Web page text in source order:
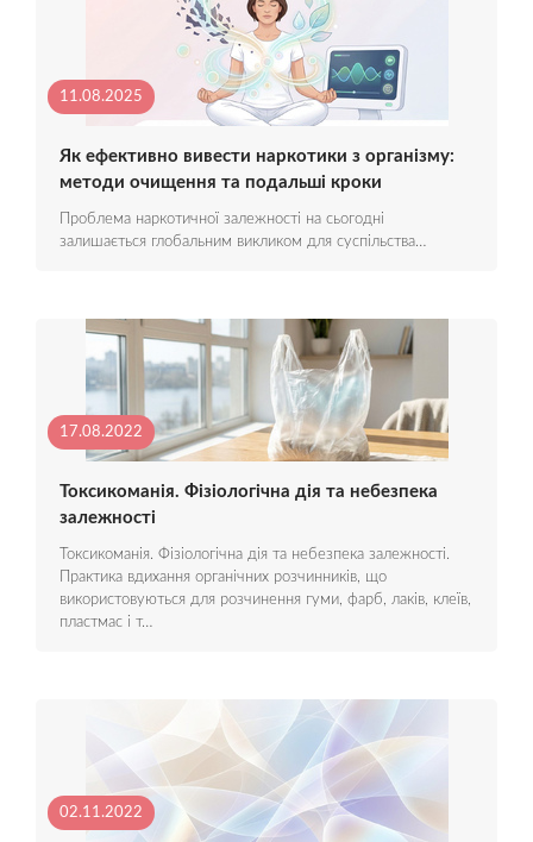
11.08.2025
Як ефективно вивести наркотики з організму:
методи очищення та подальші кроки
Проблема наркотичної залежності на сьогодні
залишається глобальним викликом для суспільства…
17.08.2022
Токсикоманія. Фізіологічна дія та небезпека
залежності
Токсикоманія. Фізіологічна дія та небезпека залежності.
Практика вдихання органічних розчинників, що
використовуються для розчинення гуми, фарб, лаків, клеїв,
пластмас і т…
02.11.2022